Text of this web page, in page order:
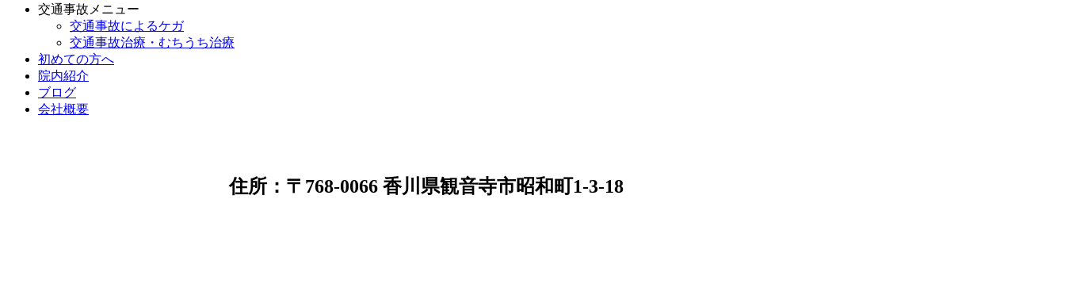
交通事故メニュー
交通事故によるケガ
交通事故治療・むちうち治療
初めての方へ
院内紹介
ブログ
会社概要
住所：〒768-0066 香川県観音寺市昭和町1-3-18